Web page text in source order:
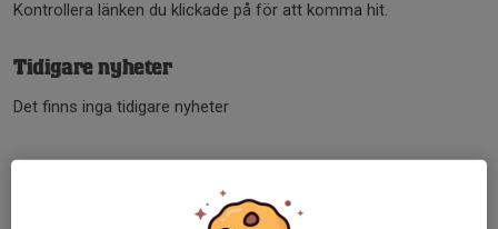
Kontrollera länken du klickade på för att komma hit.
Tidigare nyheter
Det finns inga tidigare nyheter